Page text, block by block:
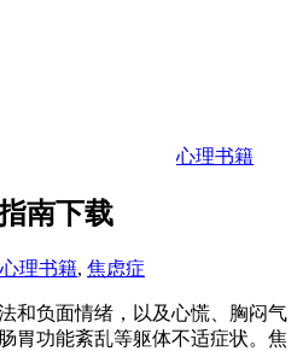
心理书籍
南下载
心理书籍, 焦虑症
和负面情绪，以及心慌、胸闷气
胃功能紊乱等躯体不适症状。焦